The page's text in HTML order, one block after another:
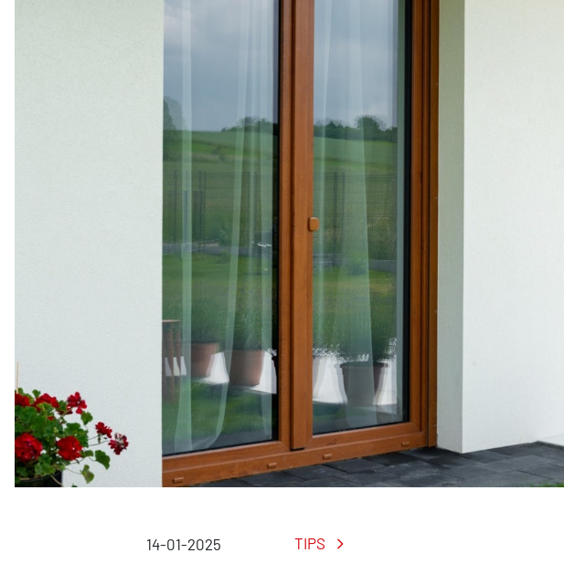
14-01-2025 TIPS